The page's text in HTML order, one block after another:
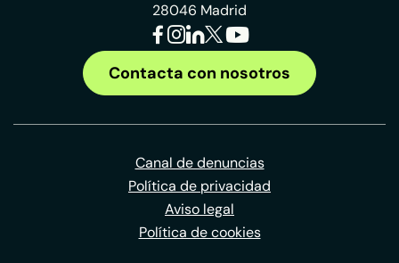
28046 Madrid
Contacta con nosotros
Canal de denuncias
Política de privacidad
Aviso legal
Política de cookies